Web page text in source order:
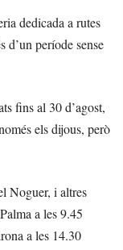
dedicada a rutes
d’un període sense
fins al 30 d’agost,
els dijous, però
Noguer, i altres
a les 9.45
a les 14.30